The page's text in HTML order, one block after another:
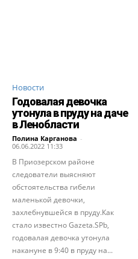
Новости
Годовалая девочка
утонула в пруду на даче
в Ленобласти
Полина Карганова -
06.06.2022 11:33
В Приозерском районе
следователи выясняют
обстоятельства гибели
маленькой девочки,
захлебнувшейся в пруду.Как
стало известно Gazeta.SPb,
годовалая девочка утонула
накануне в 9:40 в пруду на...